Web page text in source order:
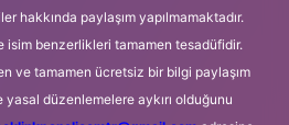
hakkında paylaşım yapılmamaktadır.
isim benzerlikleri tamamen tesadüfidir.
ve tamamen ücretsiz bir bilgi paylaşım
düzenlemelere aykırı olduğunu